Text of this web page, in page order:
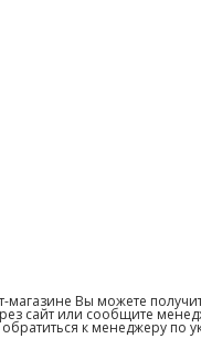
магазине Вы можете
сайт или сообщите
к менеджеру по